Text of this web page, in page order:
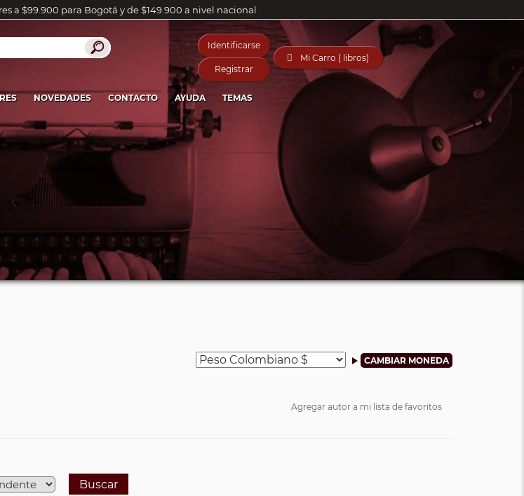
a $99.900 para Bogotá y de $149.900 a nivel nacional
Identificarse
Registrar
 Mi Carro ( libros)
NOVEDADES CONTACTO AYUDA TEMAS
Agregar autor a mi lista de favoritos
Buscar